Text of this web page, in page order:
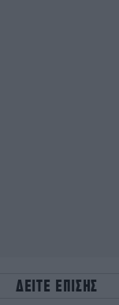
ΔΕΙΤΕ ΕΠΙΣΗΣ